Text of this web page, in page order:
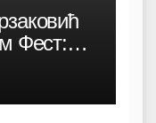
Фест:
о
и борби